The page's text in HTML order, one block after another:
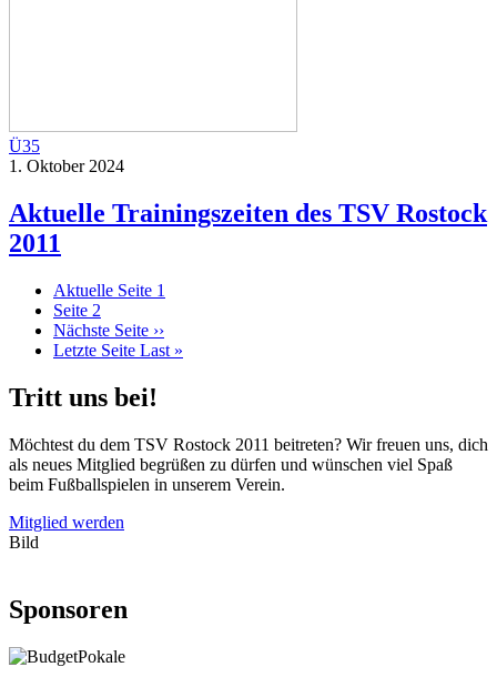
Ü35
1. Oktober 2024
Aktuelle Trainingszeiten des TSV Rostock
2011
Aktuelle Seite 1
Seite 2
Nächste Seite ››
Letzte Seite Last »
Tritt uns bei!
Möchtest du dem TSV Rostock 2011 beitreten? Wir freuen uns, dich
als neues Mitglied begrüßen zu dürfen und wünschen viel Spaß
beim Fußballspielen in unserem Verein.
Mitglied werden
Bild
Sponsoren